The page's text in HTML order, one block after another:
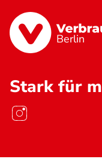
Berlin
Stark für